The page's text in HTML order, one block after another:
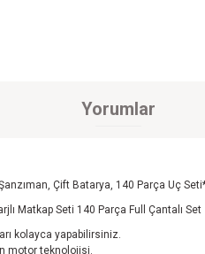
Yorumlar
Çift Batarya, 140 Parça Uç
Matkap Seti 140 Parça Full Çantalı Set
kolayca yapabilirsiniz.
motor teknolojisi.